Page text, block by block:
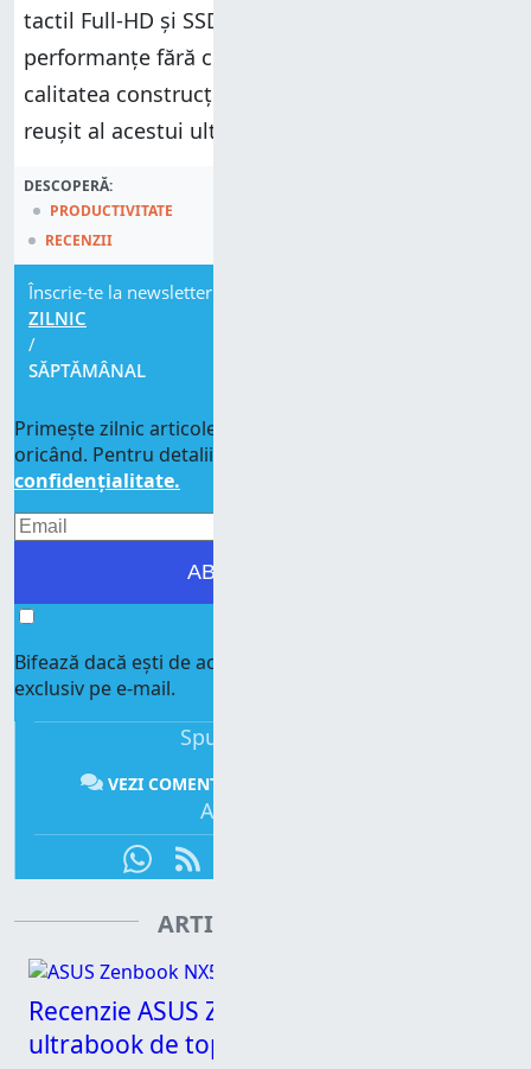
tactil Full-HD și SSD. Este singura care vă oferă
performanțe fără compromisuri, demne de
calitatea construcției, prețul și design-ul foarte
reușit al acestui ultrabook.
DESCOPERĂ:
PRODUCTIVITATE
RECENZII
Înscrie-te la newsletter
ZILNIC
/
SĂPTĂMÂNAL
Primește zilnic articolele noastre. Te poți dezabona
oricând. Pentru detalii, citește
confidențialitate.
ABONEAZĂ-TE!
Bifează dacă ești de acord să primești mesajele noastre,
exclusiv pe e-mail.
Spune-ți părerea:
VEZI COMENTARII
Abonează-te:
ARTICOLE CONEXE
Recenzie ASUS Zenbook NX500 – Un
ultrabook de top, cu ecran 4K